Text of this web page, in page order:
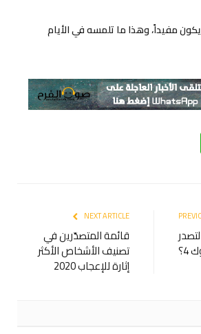
مفيداً، وهذا ما تلمسه في الأيام
WhatsApp
NEXT ARTICLE
قائمة المتصدّرين في
تصنيف الأشخاص الأكثر
إثارة للإعجاب 2020